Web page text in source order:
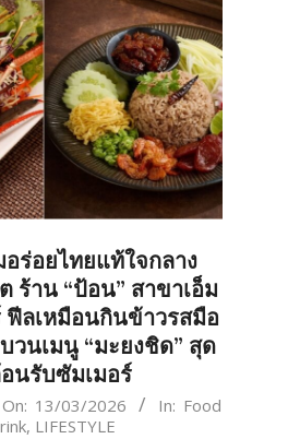
ร่อยไทยแท้ใจกลาง
ร้าน “ป้อน” สาขาเอ็ม
ฟีลเหมือนกินข้าวรสมือ
วนเมนู “มะยงชิด” สุด
นรับซัมเมอร์
On: 13/03/2026 In: Food
, LIFESTYLE